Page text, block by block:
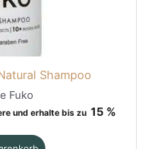
Shampoo
Fuko
und erhalte bis zu 15 %